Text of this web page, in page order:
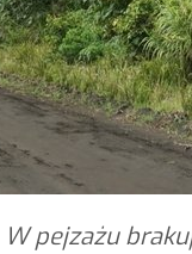
W pejzażu